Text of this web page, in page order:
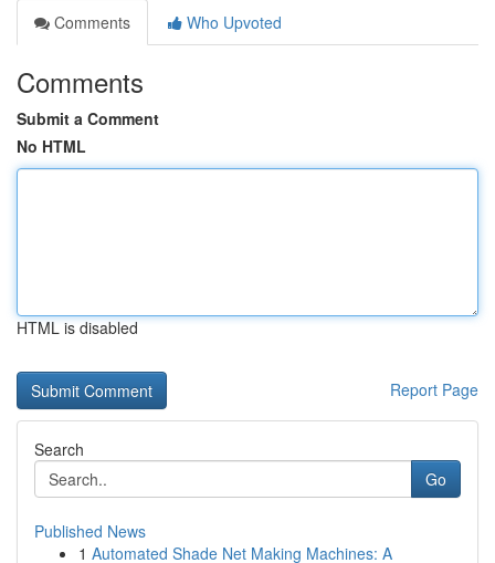
Comments
Who Upvoted
Comments
Submit a Comment
No HTML
HTML is disabled
Report Page
Search
Go
Published News
1 Automated Shade Net Making Machines: A